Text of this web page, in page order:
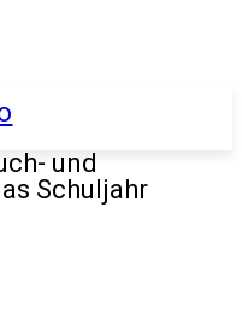
und
Schuljahr